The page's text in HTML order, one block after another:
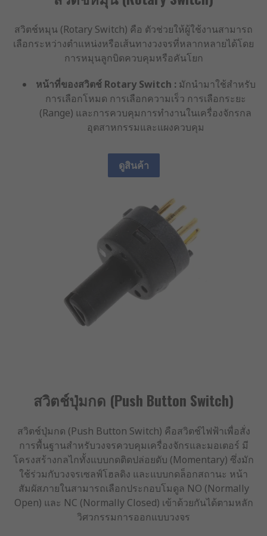
สวิตช์หมุน (Rotary Switch) คือ ตัวช่วยให้ผู้ใช้งานสามารถ
เลือกระหว่างตำแหน่งหรือเส้นทางวงจรที่หลากหลายได้โดย
การหมุนลูกบิดควบคุมหรือคันโยก
หน้าที่ของสวิตช์ Rotary Switch : มักนำมาใช้สำหรับ
การเลือกโหมด การเลือกความเร็ว การเลือกระยะ
(Range) และการควบคุมการทำงานในเครื่องจักรกล
อุตสาหกรรมและแผงควบคุม
ดูสินค้า
สวิตช์ปุ่มกด (Push Button Switch)
สวิตช์ปุ่มกด (Push Button Switch) คือสวิตช์ไฟฟ้าเพื่อสั่ง
การพื้นฐานสำหรับวงจรควบคุมเครื่องจักรและมอเตอร์ มี
โครงสร้างกลไกทั้งแบบกดติดปล่อยดับ (Momentary) ซึ่งมัก
ใช้ร่วมกับวงจรเซลฟ์โฮลดิง และแบบกดล็อกสถานะ หน้า
สัมผัสภายในสามารถเลือกประกอบโมดูล NO (Normally
Open) และ NC (Normally Closed) เข้าด้วยกันได้ตามหลัก
วิศวกรรมการออกแบบวงจร